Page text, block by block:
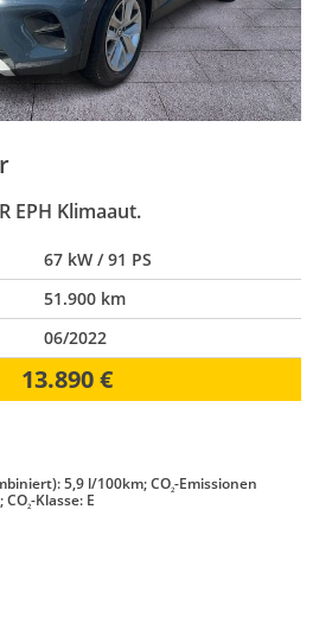
EPH Klimaaut.
67 kW / 91 PS
51.900 km
06/2022
13.890 €
5,9 l/100km;CO2-Emissionen
;CO2-Klasse: E